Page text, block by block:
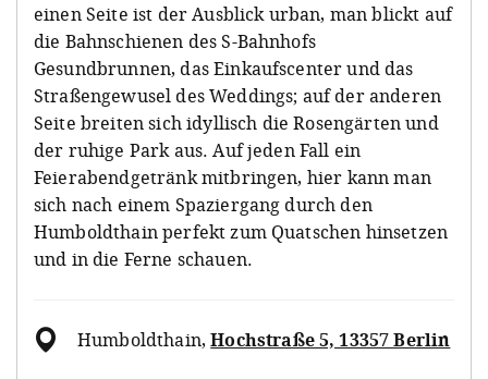
einen Seite ist der Ausblick urban, man blickt auf
die Bahnschienen des S-Bahnhofs
Gesundbrunnen, das Einkaufscenter und das
Straßengewusel des Weddings; auf der anderen
Seite breiten sich idyllisch die Rosengärten und
der ruhige Park aus. Auf jeden Fall ein
Feierabendgetränk mitbringen, hier kann man
sich nach einem Spaziergang durch den
Humboldthain perfekt zum Quatschen hinsetzen
und in die Ferne schauen.
Humboldthain,Hochstraße 5, 13357 Berlin